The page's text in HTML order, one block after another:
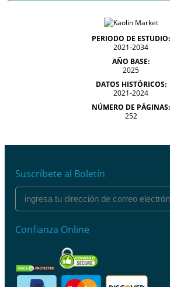
PERIODO DE ESTUDIO:
2021-2034
AÑO BASE:
2025
DATOS HISTÓRICOS:
2021-2024
NÚMERO DE PÁGINAS:
252
Suscríbete al Boletín
Confianza Online